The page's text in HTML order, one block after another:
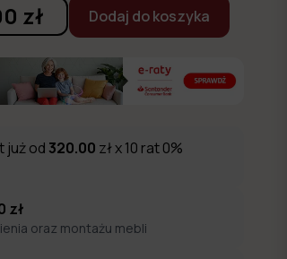
zł Dodaj do koszyka
już od 320.00 zł x 10 rat 0%
zł
oraz montażu mebli